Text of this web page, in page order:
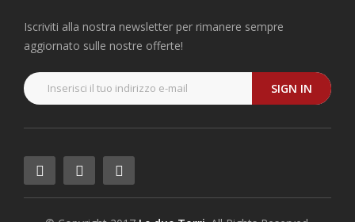
Iscriviti alla nostra newsletter per rimanere sempre
aggiornato sulle nostre offerte!
SIGN IN